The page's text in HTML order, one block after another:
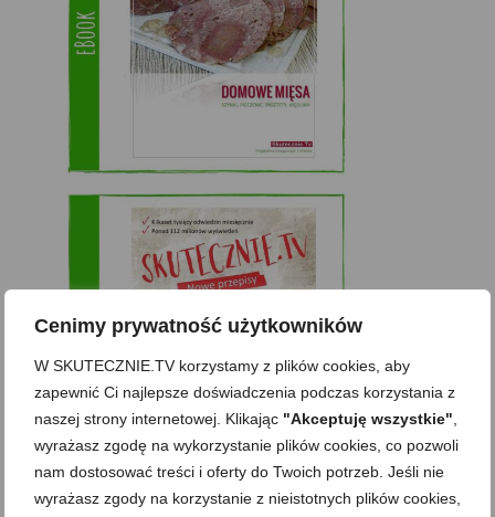
Cenimy prywatność użytkowników
W SKUTECZNIE.TV korzystamy z plików cookies, aby
zapewnić Ci najlepsze doświadczenia podczas korzystania z
naszej strony internetowej. Klikając "Akceptuję wszystkie"
wyrażasz zgodę na wykorzystanie plików cookies, co pozwoli
nam dostosować treści i oferty do Twoich potrzeb. Jeśli nie
wyrażasz zgody na korzystanie z nieistotnych plików cookies,